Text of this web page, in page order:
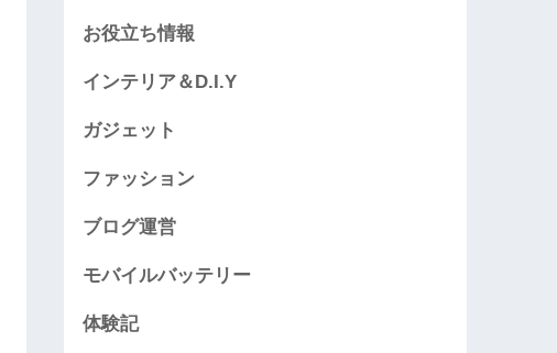
お役立ち情報
インテリア＆D.I.Y
ガジェット
ファッション
ブログ運営
モバイルバッテリー
体験記